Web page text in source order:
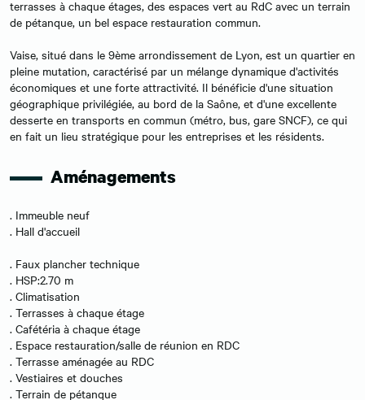
terrasses à chaque étages, des espaces vert au RdC avec un terrain
de pétanque, un bel espace restauration commun.
Vaise, situé dans le 9ème arrondissement de Lyon, est un quartier en
pleine mutation, caractérisé par un mélange dynamique d'activités
économiques et une forte attractivité. Il bénéficie d'une situation
géographique privilégiée, au bord de la Saône, et d'une excellente
desserte en transports en commun (métro, bus, gare SNCF), ce qui
en fait un lieu stratégique pour les entreprises et les résidents.
Aménagements
. Immeuble neuf
. Hall d'accueil
. Faux plancher technique
. HSP:2.70 m
. Climatisation
. Terrasses à chaque étage
. Cafétéria à chaque étage
. Espace restauration/salle de réunion en RDC
. Terrasse aménagée au RDC
. Vestiaires et douches
. Terrain de pétanque